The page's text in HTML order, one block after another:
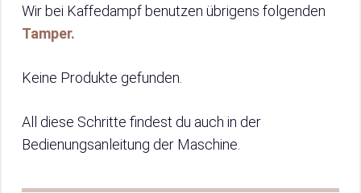
Wir bei Kaffedampf benutzen übrigens folgenden
Tamper.
Keine Produkte gefunden.
All diese Schritte findest du auch in der
Bedienungsanleitung der Maschine.